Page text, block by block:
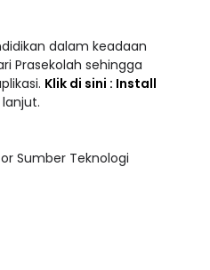
dalam keadaan
Prasekolah sehingga
Klik di sini : Install
Sumber Teknologi